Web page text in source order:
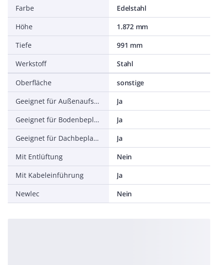
Farbe
Edelstahl
Höhe
1.872 mm
Tiefe
991 mm
Werkstoff
Stahl
Oberfläche
sonstige
Geeignet für Außenaufstellung
Ja
Geeignet für Bodenbeplankung
Ja
Geeignet für Dachbeplankung
Ja
Mit Entlüftung
Nein
Mit Kabeleinführung
Ja
Newlec
Nein